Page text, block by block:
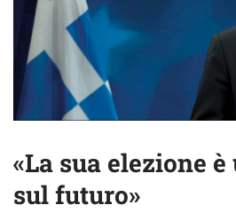
«La sua elezione
sul futuro»